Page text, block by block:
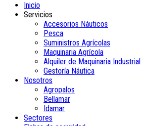
Inicio
Servicios
Accesorios Náuticos
Pesca
Suministros Agrícolas
Maquinaria Agrícola
Alquiler de Maquinaria Industrial
Gestoría Náutica
Nosotros
Agropalos
Bellamar
Idamar
Sectores